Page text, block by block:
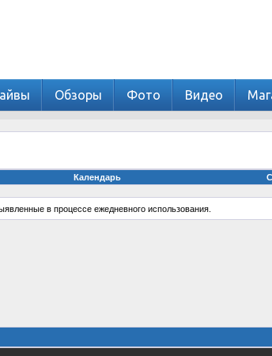
Обзоры Фото Видео
Календарь
в процессе ежедневного использования.